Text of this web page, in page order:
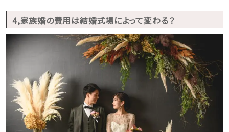
4,家族婚の費用は結婚式場によって変わる？